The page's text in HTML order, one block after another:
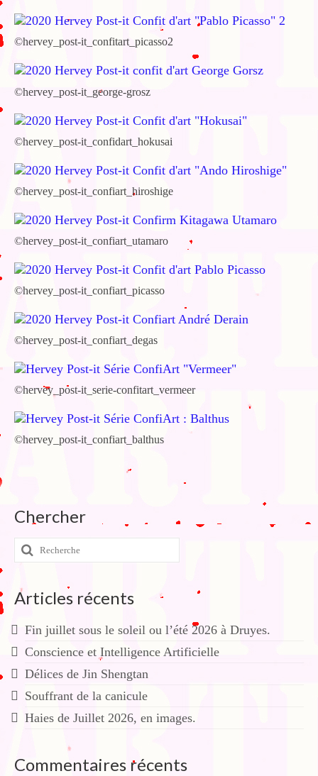
©hervey_post-it_confitart_picasso2
©hervey_post-it_george-grosz
©hervey_post-it_confidart_hokusai
©hervey_post-it_confiart_hiroshige
©hervey_post-it_confiart_utamaro
©hervey_post-it_confiart_picasso
©hervey_post-it_confiart_degas
©hervey_post-it_serie-confitart_vermeer
©hervey_post-it_confiart_balthus
Chercher
Rechercher
:
Articles récents
Fin juillet sous le soleil ou l’été 2026 à Druyes.
Conscience et Intelligence Artificielle
Délices de Jin Shengtan
Souffrant de la canicule
Haies de Juillet 2026, en images.
Commentaires récents